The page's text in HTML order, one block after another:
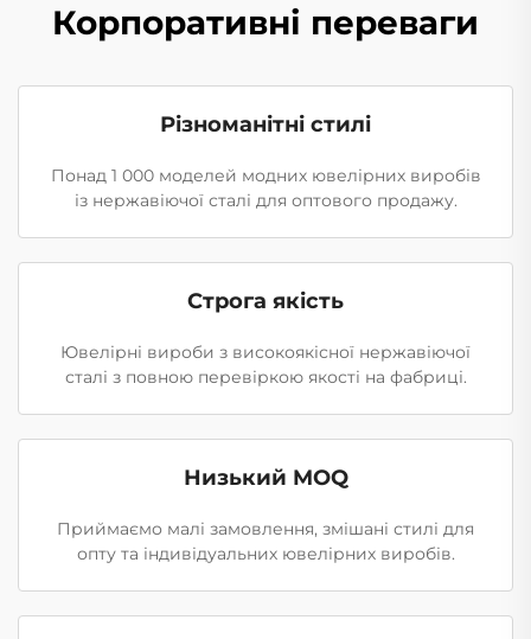
Корпоративні переваги
Різноманітні стилі
Понад 1 000 моделей модних ювелірних виробів
із нержавіючої сталі для оптового продажу.
Строга якість
Ювелірні вироби з високоякісної нержавіючої
сталі з повною перевіркою якості на фабриці.
Низький MOQ
Приймаємо малі замовлення, змішані стилі для
опту та індивідуальних ювелірних виробів.